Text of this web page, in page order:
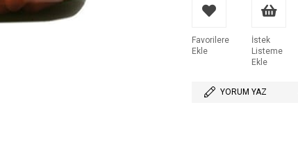
Favorilere
Ekle
İstek
Listeme
Ekle
YORUM YAZ